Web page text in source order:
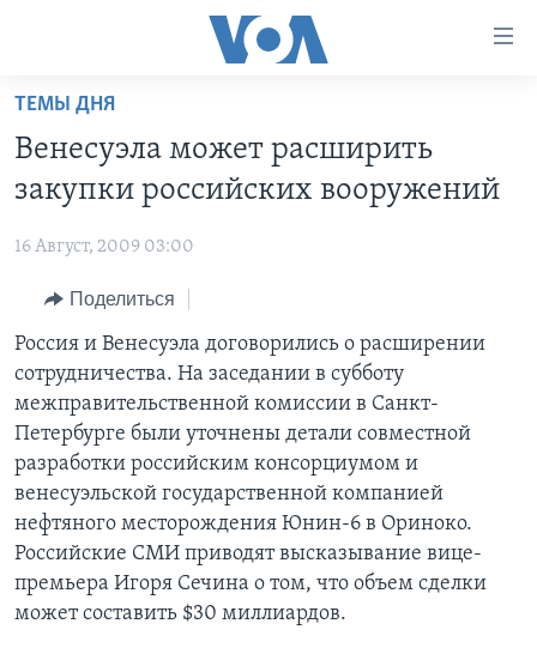
Перейти
основной
контент
Перейти
навигации
Перейти
поиск
ПРОГРАММЫ
НОВОСТИ ЗА МИНУТУ
ИТОГИ
ПОЧЕМУ ЭТО ВАЖНО?
ДИСКУССИЯ VOA
ДЕТАЛИ
НЬЮ-ЙОРК NEW YORK
АМЕРИКА. БОЛЬШОЕ ПУТЕШЕСТВИЕ
ПРОЕКТЫ
УЧИМ АНГЛИЙСКИЙ
НАША АМЕРИКАНСКАЯ ИСТОРИЯ
А КАК В АМЕРИКЕ?
АРТЕФАКТЫ
АМЕРИКАНСКИЕ ГОРОДКИ
ТЕСТЫ
ЭКСПЕРТИЗА
ИНТЕРВЬЮ
ФАКТЫ ПРОТИВ ФЕЙКОВ
ЗА СВОБОДУ ПРЕССЫ
УЧИМ АНГЛИЙСКИЙ
ВИДЕО
ПОДПИСКА НА НОВОСТИ
Learning English
ТЕМЫ ДНЯ
Венесуэла может расширить
закупки российских вооружений
16 Август, 2009 03:00
Поделиться
Россия и Венесуэла договорились о расширении
сотрудничества. На заседании в субботу
межправительственной комиссии в Санкт-
Петербурге были уточнены детали совместной
разработки российским консорциумом и
венесуэльской государственной компанией
нефтяного месторождения Юнин-6 в Ориноко.
Российские СМИ приводят высказывание вице-
премьера Игоря Сечина о том, что объем сделки
может составить $30 миллиардов.